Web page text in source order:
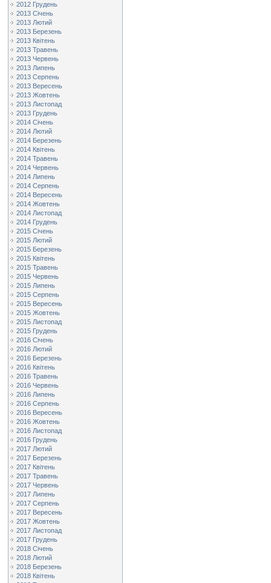
2012 Грудень
2013 Січень
2013 Лютий
2013 Березень
2013 Квітень
2013 Травень
2013 Червень
2013 Липень
2013 Серпень
2013 Вересень
2013 Жовтень
2013 Листопад
2013 Грудень
2014 Січень
2014 Лютий
2014 Березень
2014 Квітень
2014 Травень
2014 Червень
2014 Липень
2014 Серпень
2014 Вересень
2014 Жовтень
2014 Листопад
2014 Грудень
2015 Січень
2015 Лютий
2015 Березень
2015 Квітень
2015 Травень
2015 Червень
2015 Липень
2015 Серпень
2015 Вересень
2015 Жовтень
2015 Листопад
2015 Грудень
2016 Січень
2016 Лютий
2016 Березень
2016 Квітень
2016 Травень
2016 Червень
2016 Липень
2016 Серпень
2016 Вересень
2016 Жовтень
2016 Листопад
2016 Грудень
2017 Лютий
2017 Березень
2017 Квітень
2017 Травень
2017 Червень
2017 Липень
2017 Серпень
2017 Вересень
2017 Жовтень
2017 Листопад
2017 Грудень
2018 Січень
2018 Лютий
2018 Березень
2018 Квітень